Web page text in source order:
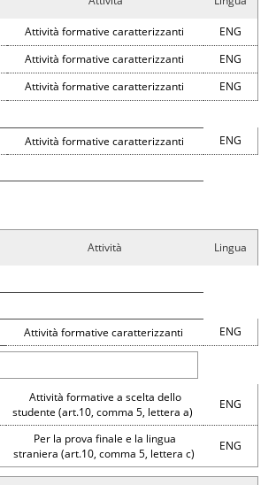
Attività formative caratterizzanti ENG
Attività formative caratterizzanti ENG
Attività formative caratterizzanti ENG
Attività formative caratterizzanti ENG
Attività Lingua
Attività formative caratterizzanti ENG
Attività formative a scelta dello
studente (art.10, comma 5, lettera a)
ENG
Per la prova finale e la lingua
straniera (art.10, comma 5, lettera c)
ENG